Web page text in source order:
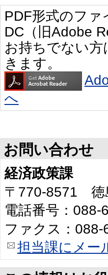
PDF形式のフ
DC（旧Adobe
お持ちでない
きます。
へ
お問い合わせ
経済政策課
〒770-8571 徳
電話番号：088-
ファクス：088-
担当課にメー